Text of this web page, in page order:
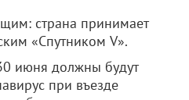
страна принимает
«Спутником V».
июня должны будут
при въезде